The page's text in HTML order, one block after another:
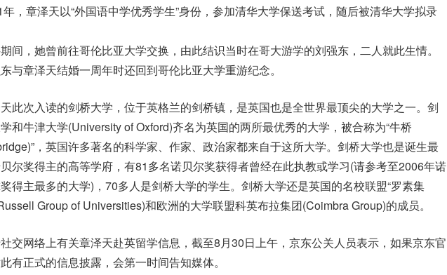
，章泽天以“外国语中学优秀学生”身份，参加清华大学保送考试，随后被清华大学拟录
间，她曾前往哥伦比亚大学交换，由此结识当时在哥大游学的刘强东，二人就此生情。
与章泽天结婚一周年时还回到哥伦比亚大学重游纪念。
此次入读的剑桥大学，位于英格兰的剑桥镇，是英国也是全世界最顶尖的大学之一。剑
和牛津大学(University of Oxford)齐名为英国的两所最优秀的大学，被合称为“牛桥
，英国许多著名的科学家、作家、政治家都来自于这所大学。剑桥大学也是诞生最
尔奖得主的高等学府，有81多名诺贝尔奖获得者曾经在此执教或学习(请参考至2006年诺
得主最多的大学)，70多人是剑桥大学的学生。剑桥大学还是英国的名校联盟“罗素集
Group of Universities)和欧洲的大学联盟科英布拉集团(Coimbra Group)的成员。
交网络上有关章泽天赴英留学信息，截至8月30日上午，京东公关人员表示，如果京东官
有正式的信息披露，会第一时间告知媒体。